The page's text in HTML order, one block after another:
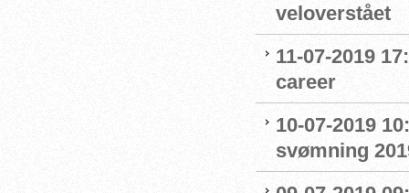
veloverstået
11-07-2019
career
10-07-2019
svømning